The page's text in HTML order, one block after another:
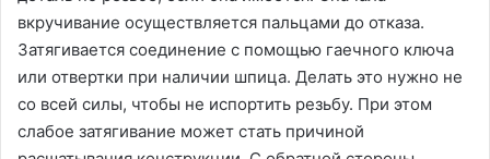
вкручивание осуществляется пальцами до отказа.
Затягивается соединение с помощью гаечного ключа
или отвертки при наличии шпица. Делать это нужно не
со всей силы, чтобы не испортить резьбу. При этом
слабое затягивание может стать причиной